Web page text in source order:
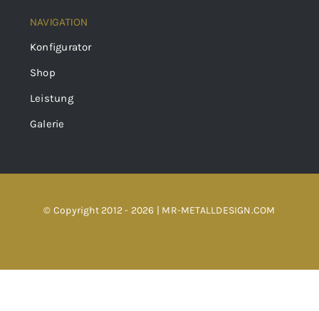
NAVIGATION
Konfigurator
Shop
Leistung
Galerie
© Copyright 2012 - 2026 | MR-METALLDESIGN.COM